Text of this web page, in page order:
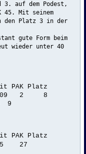
3. auf dem Podest,
45. Mit seinem
den Platz 3 in der
gute Form beim
wieder unter 40
Platz
2 8
9
Platz
5 27